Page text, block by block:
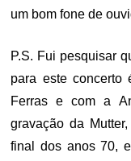
um bom fone de
P.S. Fui pesquisar
para este concerto
Ferras e com a
gravação da
final dos anos 70,